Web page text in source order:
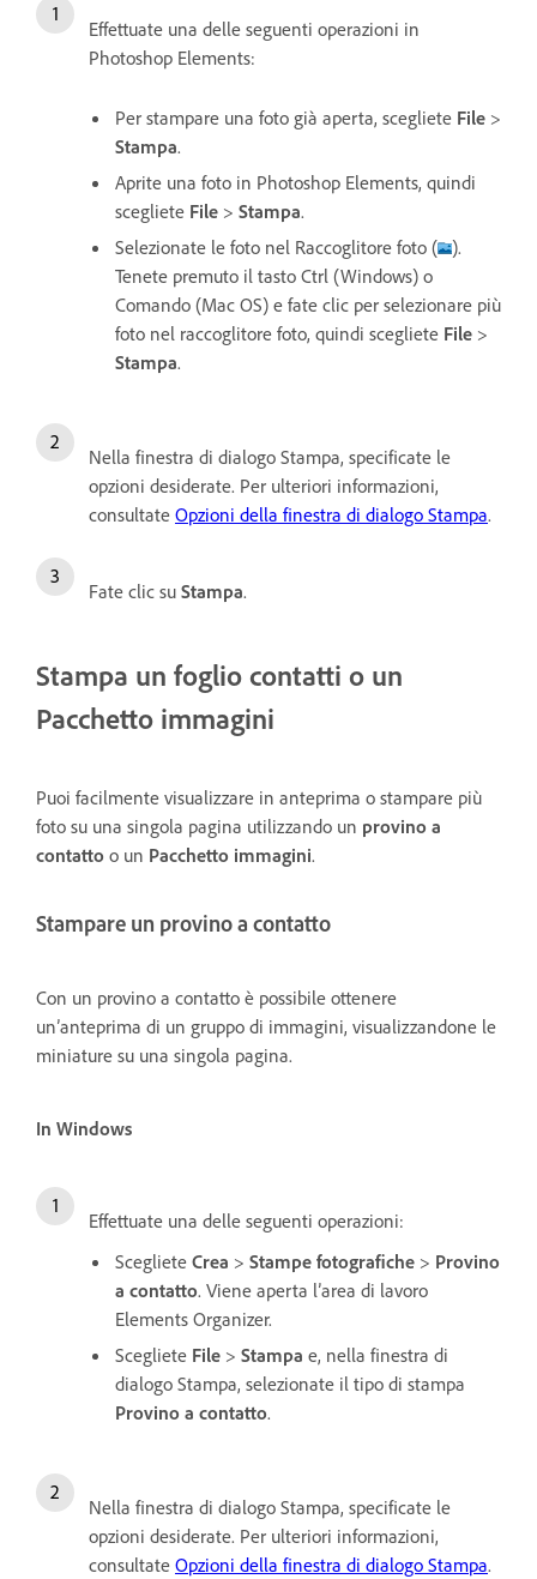
Effettuate una delle seguenti operazioni in
Photoshop Elements:
Per stampare una foto già aperta, scegliete File >
Stampa.
Aprite una foto in Photoshop Elements, quindi
scegliete File > Stampa.
Selezionate le foto nel Raccoglitore foto ( ).
Tenete premuto il tasto Ctrl (Windows) o
Comando (Mac OS) e fate clic per selezionare più
foto nel raccoglitore foto, quindi scegliete File >
Stampa.
Nella finestra di dialogo Stampa, specificate le
opzioni desiderate. Per ulteriori informazioni,
consultate Opzioni della finestra di dialogo Stampa.
Fate clic su Stampa.
Stampa un foglio contatti o un
Pacchetto immagini
Puoi facilmente visualizzare in anteprima o stampare più
foto su una singola pagina utilizzando un provino a
contatto o un Pacchetto immagini.
Stampare un provino a contatto
Con un provino a contatto è possibile ottenere
un’anteprima di un gruppo di immagini, visualizzandone le
miniature su una singola pagina.
In Windows
Effettuate una delle seguenti operazioni:
Scegliete Crea > Stampe fotografiche > Provino
a contatto. Viene aperta l’area di lavoro
Elements Organizer.
Scegliete File > Stampa e, nella finestra di
dialogo Stampa, selezionate il tipo di stampa
Provino a contatto.
Nella finestra di dialogo Stampa, specificate le
opzioni desiderate. Per ulteriori informazioni,
consultate Opzioni della finestra di dialogo Stampa.